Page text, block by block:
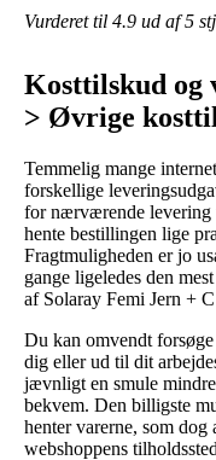
Vurderet til 4.9 ud af 5
Kosttilskud og
> Øvrige
Temmelig mange
forskellige
for nærværende levering
hente bestillingen lige
Fragtmuligheden er jo
gange ligeledes den
af Solaray Femi Jern +
Du kan omvendt
dig eller ud til dit
jævnligt en smule
bekvem. Den billigste
henter varerne, som
webshoppens